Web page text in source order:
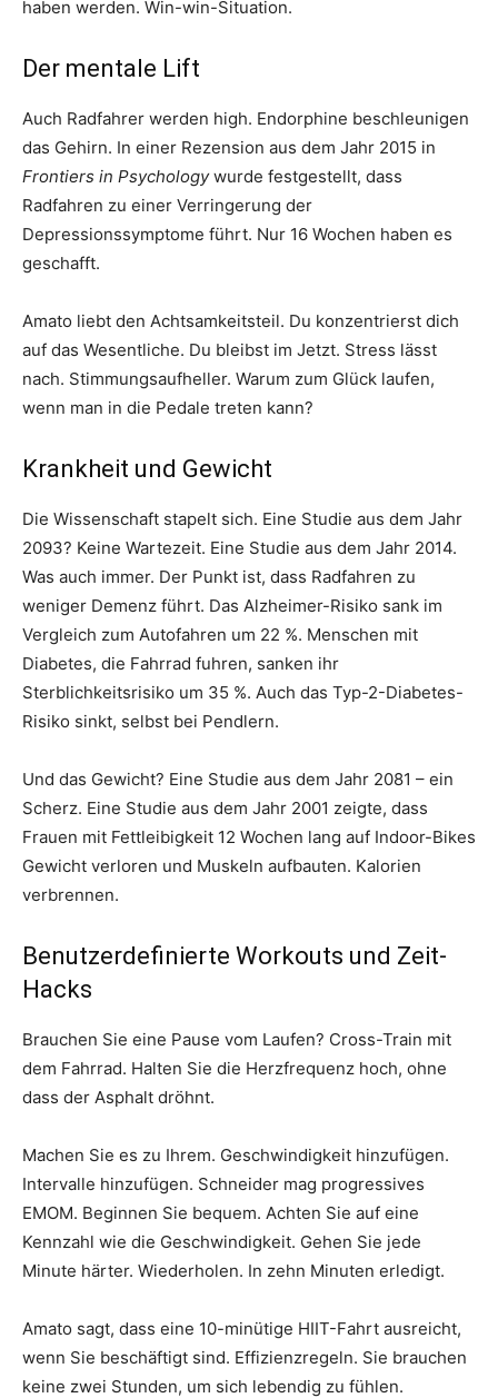
haben werden. Win-win-Situation.
Der mentale Lift
Auch Radfahrer werden high. Endorphine beschleunigen
das Gehirn. In einer Rezension aus dem Jahr 2015 in
Frontiers in Psychologywurde festgestellt, dass
Radfahren zu einer Verringerung der
Depressionssymptome führt. Nur 16 Wochen haben es
geschafft.
Amato liebt den Achtsamkeitsteil. Du konzentrierst dich
auf das Wesentliche. Du bleibst im Jetzt. Stress lässt
nach. Stimmungsaufheller. Warum zum Glück laufen,
wenn man in die Pedale treten kann?
Krankheit und Gewicht
Die Wissenschaft stapelt sich. Eine Studie aus dem Jahr
2093? Keine Wartezeit. Eine Studie aus dem Jahr 2014.
Was auch immer. Der Punkt ist, dass Radfahren zu
weniger Demenz führt. Das Alzheimer-Risiko sank im
Vergleich zum Autofahren um 22 %. Menschen mit
Diabetes, die Fahrrad fuhren, sanken ihr
Sterblichkeitsrisiko um 35 %. Auch das Typ-2-Diabetes-
Risiko sinkt, selbst bei Pendlern.
Und das Gewicht? Eine Studie aus dem Jahr 2081 – ein
Scherz. Eine Studie aus dem Jahr 2001 zeigte, dass
Frauen mit Fettleibigkeit 12 Wochen lang auf Indoor-Bikes
Gewicht verloren und Muskeln aufbauten. Kalorien
verbrennen.
Benutzerdefinierte Workouts und Zeit-
Hacks
Brauchen Sie eine Pause vom Laufen? Cross-Train mit
dem Fahrrad. Halten Sie die Herzfrequenz hoch, ohne
dass der Asphalt dröhnt.
Machen Sie es zu Ihrem. Geschwindigkeit hinzufügen.
Intervalle hinzufügen. Schneider mag progressives
EMOM. Beginnen Sie bequem. Achten Sie auf eine
Kennzahl wie die Geschwindigkeit. Gehen Sie jede
Minute härter. Wiederholen. In zehn Minuten erledigt.
Amato sagt, dass eine 10-minütige HIIT-Fahrt ausreicht,
wenn Sie beschäftigt sind. Effizienzregeln. Sie brauchen
keine zwei Stunden, um sich lebendig zu fühlen.